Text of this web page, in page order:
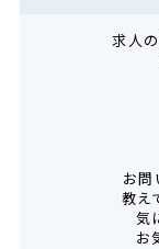
求人
お問
教え
気
お